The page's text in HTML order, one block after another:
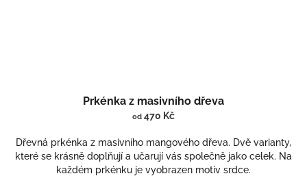
Prkénka z masivního dřeva
od 470 Kč
Dřevná prkénka z masivního mangového dřeva. Dvě varianty,
které se krásně doplňují a učarují vás společně jako celek. Na
každém prkénku je vyobrazen motiv srdce.